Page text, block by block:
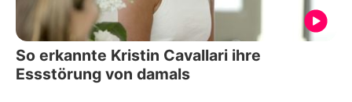
So erkannte Kristin Cavallari ihre
Essstörung von damals